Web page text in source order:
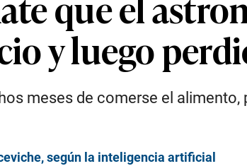
y luego
meses de comerse el
según la inteligencia artificial